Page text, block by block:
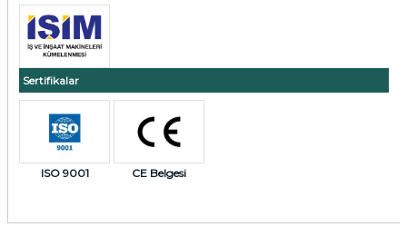
Sertifikalar
ISO 9001 CE Belgesi